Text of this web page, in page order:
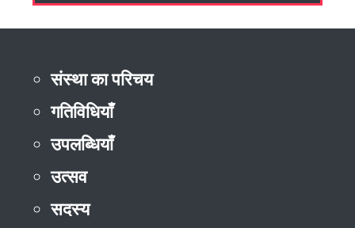
संस्था का परिचय
गतिविधियाँ
उपलब्धियाँ
उत्सव
सदस्य